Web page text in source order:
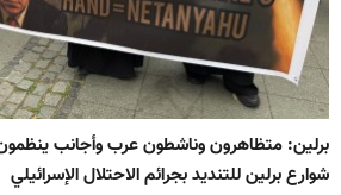
برلين: متظاهرون وناشطون عرب وأجانب
شوارع برلين للتنديد بجرائم الاحتلال الإسرائيلي